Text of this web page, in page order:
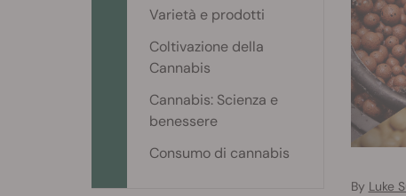
By Luke
Varietà e prodotti
Coltivazione della
Cannabis
Cannabis: Scienza e
benessere
Consumo di cannabis